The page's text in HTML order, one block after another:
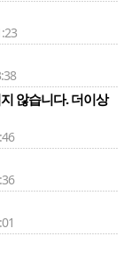
않습니다. 더이상